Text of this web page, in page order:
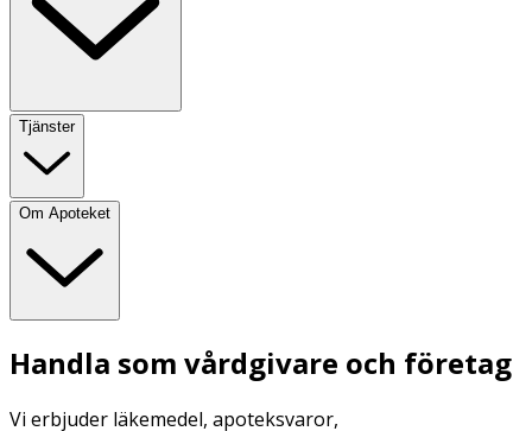
Tjänster
Om Apoteket
Handla som vårdgivare och företag
Vi erbjuder läkemedel, apoteksvaror,